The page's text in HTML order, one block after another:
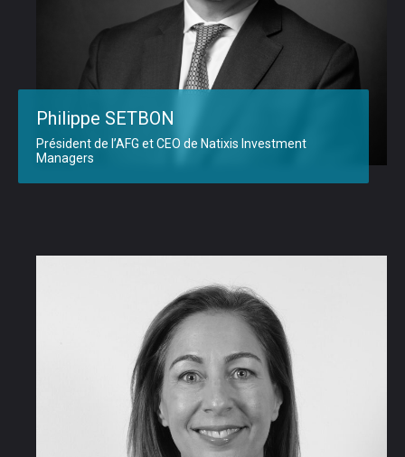
Philippe SETBON
Président de l’AFG et CEO de Natixis Investment
Managers